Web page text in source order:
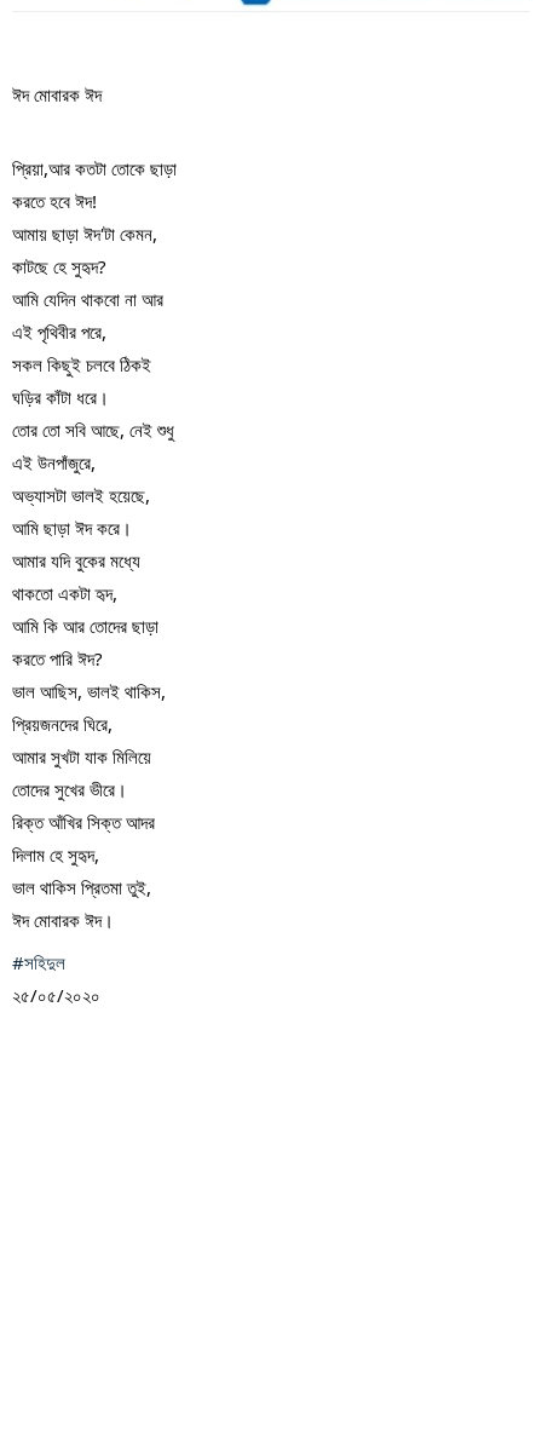
ঈদ মোবারক ঈদ
প্রিয়া,আর কতটা তোকে ছাড়া
করতে হবে ঈদ!
আমায় ছাড়া ঈদ'টা কেমন,
কাটছে হে সুহৃদ?
আমি যেদিন থাকবো না আর
এই পৃথিবীর পরে,
সকল কিছুই চলবে ঠিকই
ঘড়ির কাঁটা ধরে।
তোর তো সবি আছে, নেই শুধু
এই উনপাঁজুরে,
অভ্যাসটা ভালই হয়েছে,
আমি ছাড়া ঈদ করে।
আমার যদি বুকের মধ্যে
থাকতো একটা হৃদ,
আমি কি আর তোদের ছাড়া
করতে পারি ঈদ?
ভাল আছিস, ভালই থাকিস,
প্রিয়জনদের ঘিরে,
আমার সুখটা যাক মিলিয়ে
তোদের সুখের ভীরে।
রিক্ত আঁখির সিক্ত আদর
দিলাম হে সুহৃদ,
ভাল থাকিস প্রিতমা তুই,
ঈদ মোবারক ঈদ।
#সহিদুল
২৫/০৫/২০২০